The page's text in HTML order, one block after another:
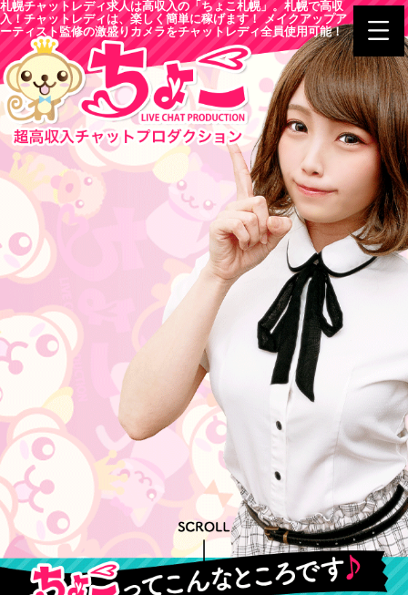
札幌チャットレディ求人は高収入の「ちょこ札幌」。札幌で高収
入！チャットレディは、楽しく簡単に稼げます！ メイクアップア
ーティスト監修の激盛りカメラをチャットレディ全員使用可能！